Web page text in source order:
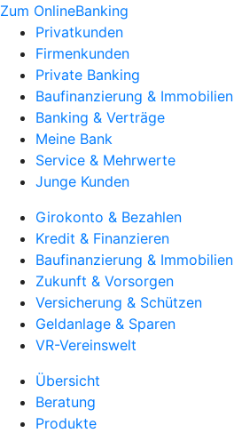
Zum OnlineBanking
Privatkunden
Firmenkunden
Private Banking
Baufinanzierung & Immobilien
Banking & Verträge
Meine Bank
Service & Mehrwerte
Junge Kunden
Girokonto & Bezahlen
Kredit & Finanzieren
Baufinanzierung & Immobilien
Zukunft & Vorsorgen
Versicherung & Schützen
Geldanlage & Sparen
VR-Vereinswelt
Übersicht
Beratung
Produkte